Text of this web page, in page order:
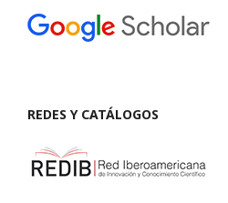
REDES Y CATÁLOGOS